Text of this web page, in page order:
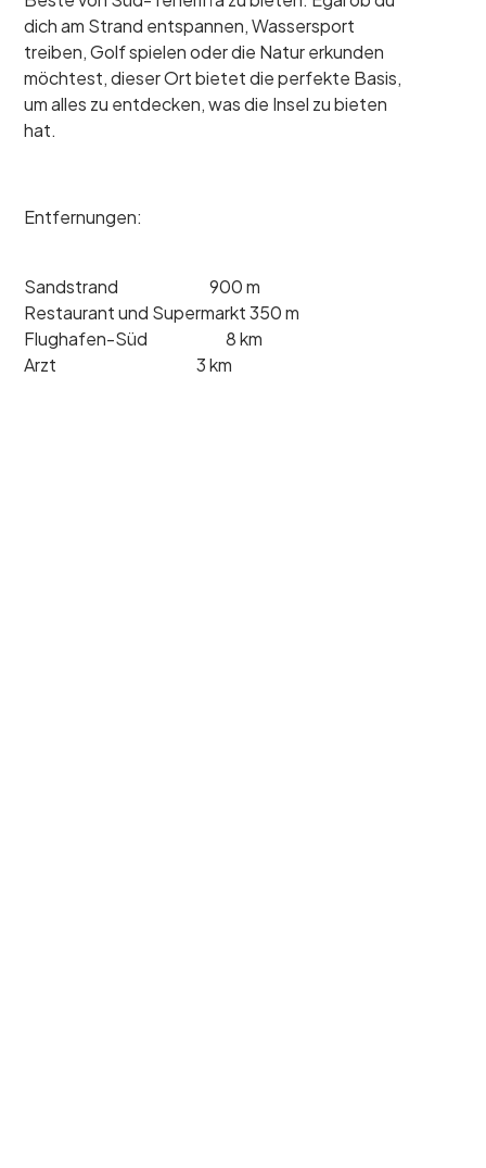
dich am Strand entspannen, Wassersport
treiben, Golf spielen oder die Natur erkunden
möchtest, dieser Ort bietet die perfekte Basis,
um alles zu entdecken, was die Insel zu bieten
hat.
Entfernungen:
Sandstrand 900 m
Restaurant und Supermarkt 350 m
Flughafen-Süd 8 km
Arzt 3 km